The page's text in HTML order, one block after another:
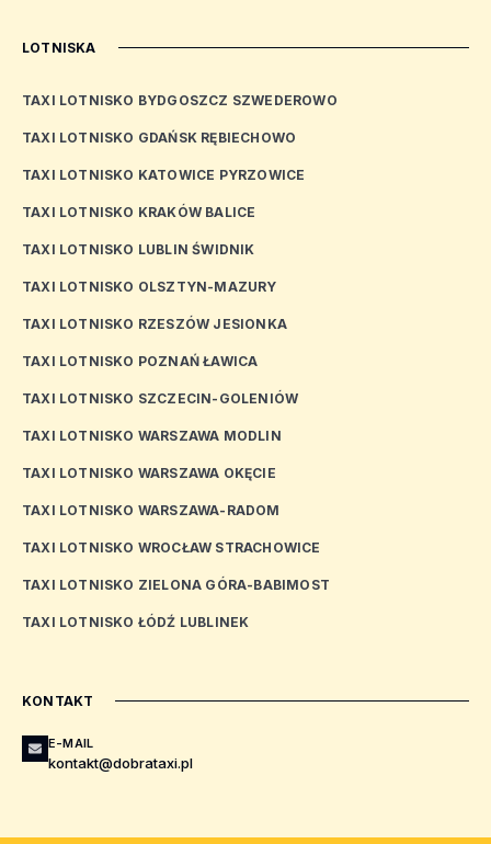
LOTNISKA
TAXI LOTNISKO BYDGOSZCZ SZWEDEROWO
TAXI LOTNISKO GDAŃSK RĘBIECHOWO
TAXI LOTNISKO KATOWICE PYRZOWICE
TAXI LOTNISKO KRAKÓW BALICE
TAXI LOTNISKO LUBLIN ŚWIDNIK
TAXI LOTNISKO OLSZTYN-MAZURY
TAXI LOTNISKO RZESZÓW JESIONKA
TAXI LOTNISKO POZNAŃ ŁAWICA
TAXI LOTNISKO SZCZECIN-GOLENIÓW
TAXI LOTNISKO WARSZAWA MODLIN
TAXI LOTNISKO WARSZAWA OKĘCIE
TAXI LOTNISKO WARSZAWA-RADOM
TAXI LOTNISKO WROCŁAW STRACHOWICE
TAXI LOTNISKO ZIELONA GÓRA-BABIMOST
TAXI LOTNISKO ŁÓDŹ LUBLINEK
KONTAKT
E-MAIL
kontakt@dobrataxi.pl